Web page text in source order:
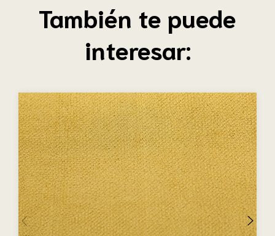
También te puede
interesar: